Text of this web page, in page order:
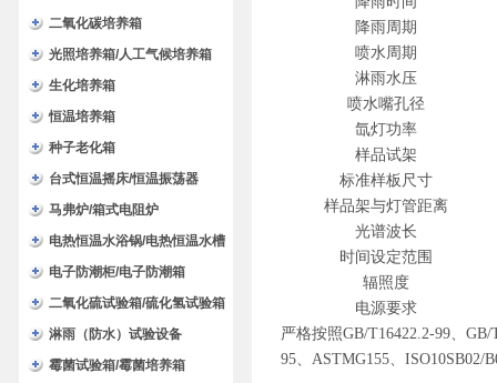
二氧化碳培养箱
光照培养箱/人工气候培养箱
生化培养箱
恒温培养箱
种子老化箱
台式恒温摇床/恒温振荡器
马弗炉/箱式电阻炉
电热恒温水浴锅/电热恒温水槽
电子防潮柜/电子防潮箱
二氧化硫试验箱/硫化氢试验箱
淋雨（防水）试验设备
霉菌试验箱/霉菌培养箱
降雨周期
喷水周期
淋雨水压
喷水嘴孔径
氙灯功率
样品试架
标准样板尺寸
样品架与灯管距离
光谱波长
时间设定范围
辐照度
电源要求
严格按照GB/T16422.2-99、GB/
95、ASTMG155、ISO10SB02/